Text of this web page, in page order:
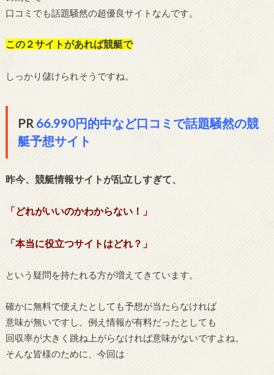
口コミでも話題騒然の超優良サイトなんです。
この２サイトがあれば競艇で
しっかり儲けられそうですね。
PR 66.990円的中など口コミで話題騒然の競
艇予想サイト
昨今、競艇情報サイトが乱立しすぎて、
「どれがいいのかわからない！」
「本当に役立つサイトはどれ？」
という疑問を持たれる方が増えてきています。
確かに無料で使えたとしても予想が当たらなければ
意味が無いですし、例え情報が有料だったとしても
回収率が大きく跳ね上がらなければ意味がないですよね。
そんな皆様のために、今回は